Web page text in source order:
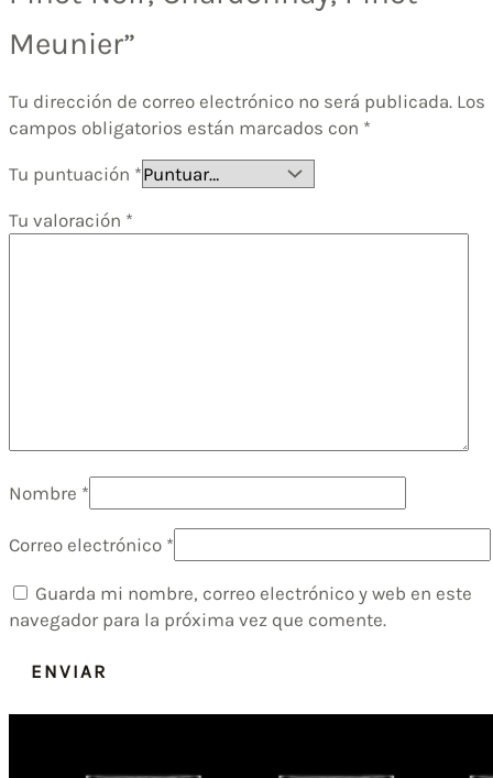
Meunier”
Tu dirección de correo electrónico no será publicada. Los
campos obligatorios están marcados con *
Tu puntuación *
Tu valoración *
Nombre *
Correo electrónico *
Guarda mi nombre, correo electrónico y web en este
navegador para la próxima vez que comente.